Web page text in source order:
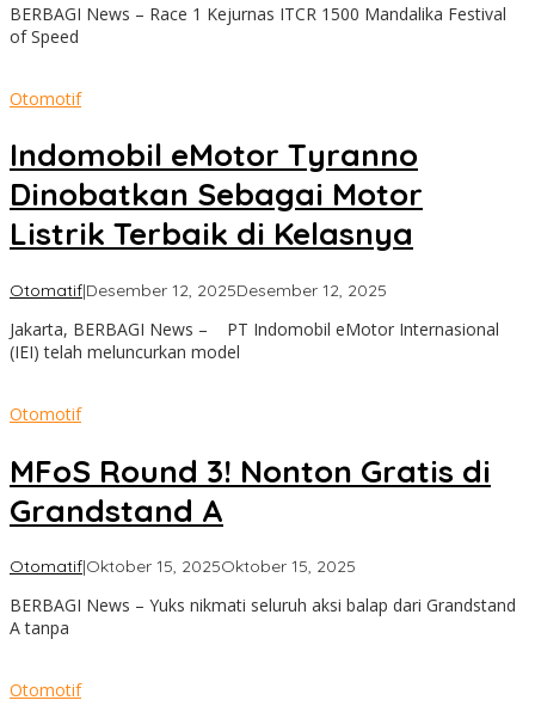
BERBAGI News – Race 1 Kejurnas ITCR 1500 Mandalika Festival
of Speed
Otomotif
Indomobil eMotor Tyranno
Dinobatkan Sebagai Motor
Listrik Terbaik di Kelasnya
Otomatif|Desember 12, 2025Desember 12, 2025
Jakarta, BERBAGI News – PT Indomobil eMotor Internasional
(IEI) telah meluncurkan model
Otomotif
MFoS Round 3! Nonton Gratis di
Grandstand A
Otomatif|Oktober 15, 2025Oktober 15, 2025
BERBAGI News – Yuks nikmati seluruh aksi balap dari Grandstand
A tanpa
Otomotif